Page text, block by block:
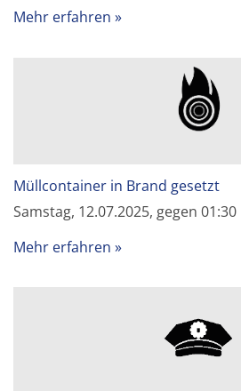
Mehr erfahren
Müllcontainer in Brand gesetzt
Samstag, 12.07.2025, gegen
Mehr erfahren